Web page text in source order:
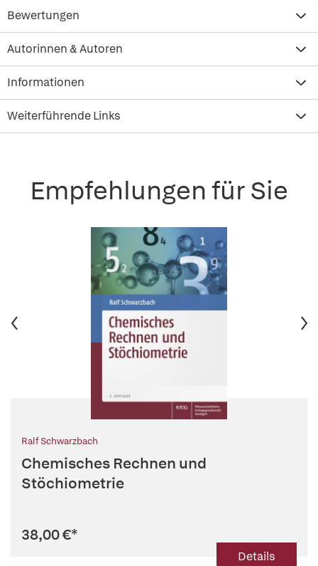
Bewertungen
Autorinnen & Autoren
Informationen
Weiterführende Links
Empfehlungen für Sie
Ralf Schwarzbach
Chemisches Rechnen und
Stöchiometrie
38,00 €*
Details